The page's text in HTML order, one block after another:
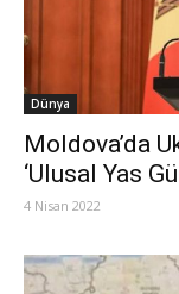
Dünya
Moldova’da
‘Ulusal Yas
4 Nisan 2022